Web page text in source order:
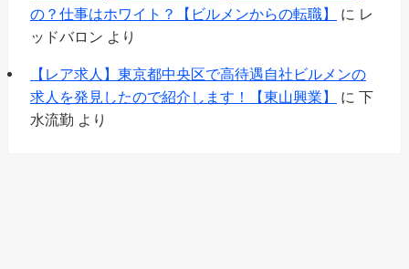
の？仕事はホワイト？【ビルメンからの転職】
に レ
ッドバロン より
【レア求人】東京都中央区で高待遇自社ビルメンの
求人を発見したので紹介します！【東山興業】
に 下
水流勤 より